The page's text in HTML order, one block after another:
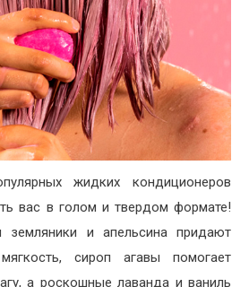
жидких кондиционеров
вас в голом и твердом формате!
и апельсина придают
сироп агавы помогает
а роскошные лаванда и ваниль